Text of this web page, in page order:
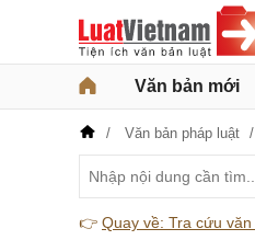
Văn bản mới
Văn bản pháp luật
👉 Quay về: Tra cứu